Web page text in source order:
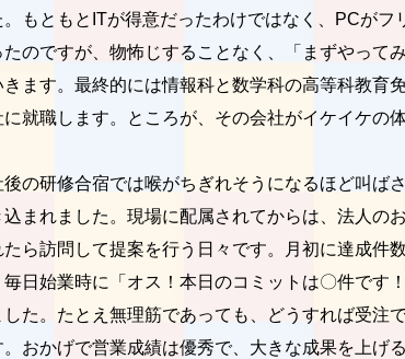
。もともとITが得意だったわけではなく、PCが
たのですが、物怖じすることなく、「まずやって
きます。最終的には情報科と数学科の高等科教育
に就職します。ところが、その会社がイケイケの
後の研修合宿では喉がちぎれそうになるほど叫ば
込まれました。現場に配属されてからは、法人の
たら訪問して提案を行う日々です。月初に達成件
毎日始業時に「オス！本日のコミットは〇件です
した。たとえ無理筋であっても、どうすれば受注
。おかげで営業成績は優秀で、大きな成果を上げ